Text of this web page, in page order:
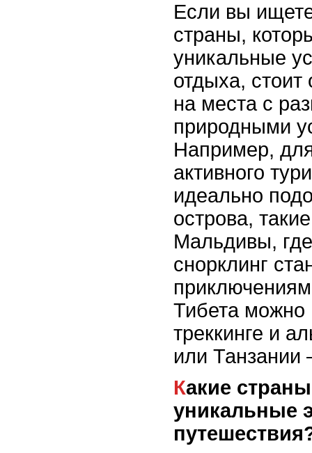
Если вы
страны,
уникальные
отдыха, стоит
на места с
природными
Например,
активного
идеально
острова,
Мальдивы,
снорклинг
Тибета можно
треккинге и
или Танзании
Какие страны предлагают
уникальные